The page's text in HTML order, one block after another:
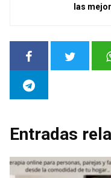
las
Entradas